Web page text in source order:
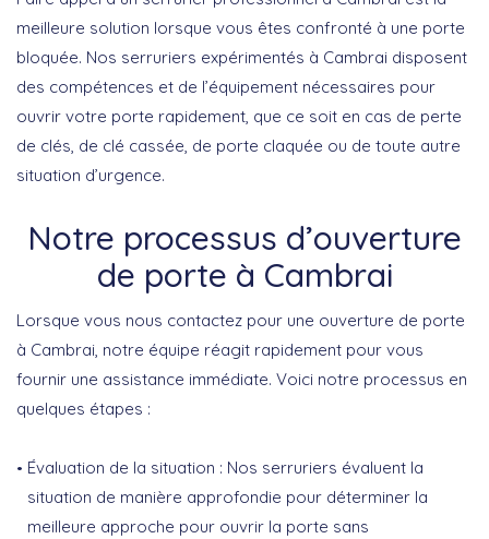
meilleure solution lorsque vous êtes confronté à une porte
bloquée. Nos serruriers expérimentés à Cambrai disposent
des compétences et de l’équipement nécessaires pour
ouvrir votre porte rapidement, que ce soit en cas de perte
de clés, de clé cassée, de porte claquée ou de toute autre
situation d’urgence.
Notre processus d’ouverture
de porte à Cambrai
Lorsque vous nous contactez pour une ouverture de porte
à Cambrai, notre équipe réagit rapidement pour vous
fournir une assistance immédiate. Voici notre processus en
quelques étapes :
Évaluation de la situation : Nos serruriers évaluent la
situation de manière approfondie pour déterminer la
meilleure approche pour ouvrir la porte sans